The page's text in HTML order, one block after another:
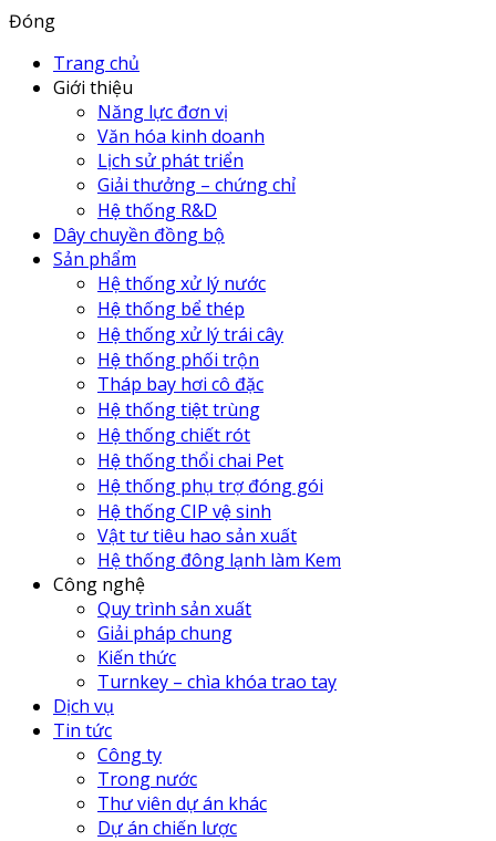
Đóng
Trang chủ
Giới thiệu
Năng lực đơn vị
Văn hóa kinh doanh
Lịch sử phát triển
Giải thưởng – chứng chỉ
Hệ thống R&D
Dây chuyền đồng bộ
Sản phẩm
Hệ thống xử lý nước
Hệ thống bể thép
Hệ thống xử lý trái cây
Hệ thống phối trộn
Tháp bay hơi cô đặc
Hệ thống tiệt trùng
Hệ thống chiết rót
Hệ thống thổi chai Pet
Hệ thống phụ trợ đóng gói
Hệ thống CIP vệ sinh
Vật tư tiêu hao sản xuất
Hệ thống đông lạnh làm Kem
Công nghệ
Quy trình sản xuất
Giải pháp chung
Kiến thức
Turnkey – chìa khóa trao tay
Dịch vụ
Tin tức
Công ty
Trong nước
Thư viên dự án khác
Dự án chiến lược